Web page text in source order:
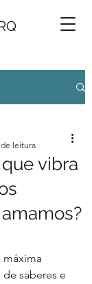
vibra
leitura
máxima
saberes e